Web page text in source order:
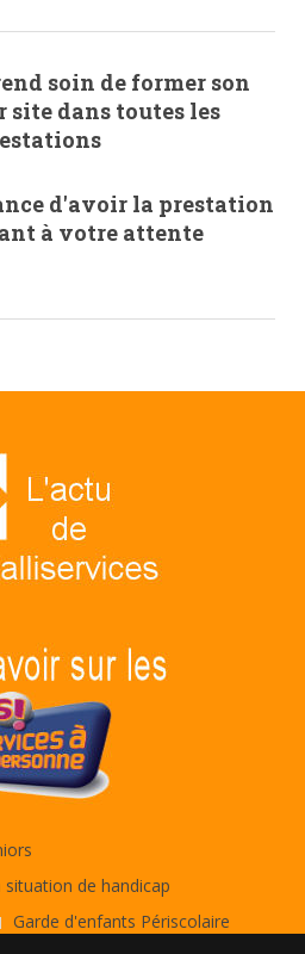
soin de former son
site dans toutes les
d'avoir la prestation
à votre attente
de handicap
Garde d'enfants Périscolaire